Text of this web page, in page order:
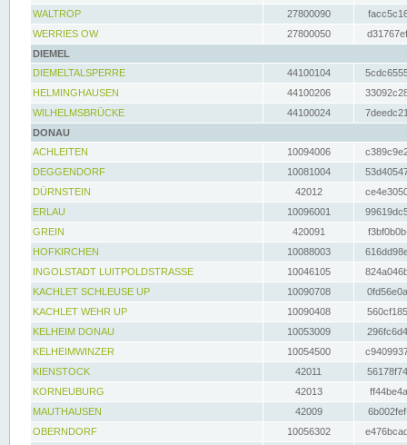
WALTROP
27800090
WERRIES OW
27800050
DIEMEL
DIEMELTALSPERRE
44100104
HELMINGHAUSEN
44100206
WILHELMSBRÜCKE
44100024
DONAU
ACHLEITEN
10094006
DEGGENDORF
10081004
DÜRNSTEIN
42012
ERLAU
10096001
GREIN
420091
HOFKIRCHEN
10088003
INGOLSTADT LUITPOLDSTRASSE
10046105
KACHLET SCHLEUSE UP
10090708
KACHLET WEHR UP
10090408
KELHEIM DONAU
10053009
KELHEIMWINZER
10054500
KIENSTOCK
42011
KORNEUBURG
42013
MAUTHAUSEN
42009
OBERNDORF
10056302